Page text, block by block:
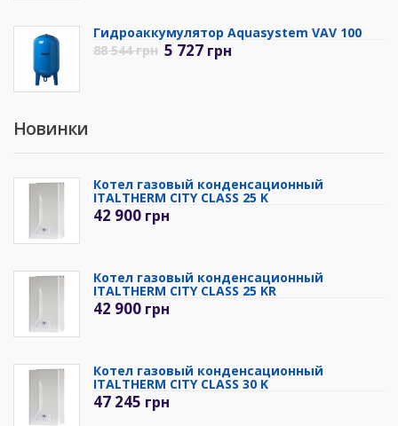
Гидроаккумулятор Aquasystem VAV 100
88 544грн 5 727 грн
Новинки
Котел газовый конденсационный
ITALTHERM CITY CLASS 25 K
42 900 грн
Котел газовый конденсационный
ITALTHERM CITY CLASS 25 KR
42 900 грн
Котел газовый конденсационный
ITALTHERM CITY CLASS 30 K
47 245 грн